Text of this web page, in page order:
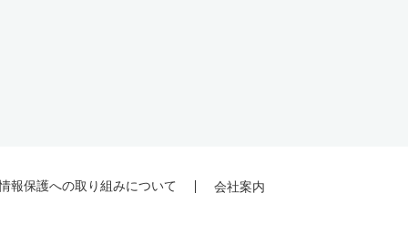
報保護への取り組みについて 会社案内